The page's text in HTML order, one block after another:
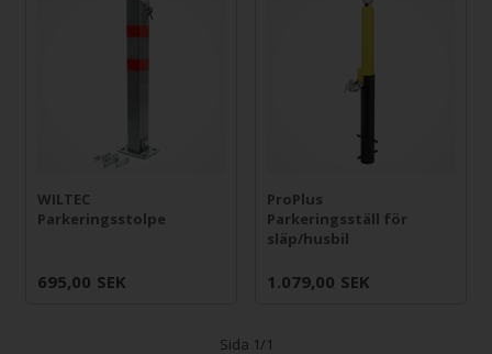
WILTEC
Parkeringsstolpe
695,00 SEK
ProPlus
Parkeringsställ för
släp/husbil
1.079,00 SEK
Sida 1/1